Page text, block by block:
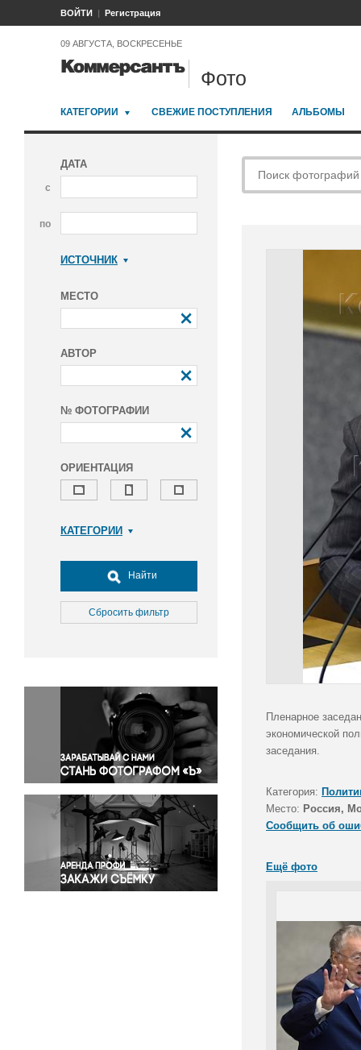
ВОЙТИ Регистрация
09 АВГУСТА, ВОСКРЕСЕНЬЕ
Фото
КАТЕГОРИИ СВЕЖИЕ ПОСТУПЛЕНИЯ АЛЬБОМЫ
ДАТА
с
по
ИСТОЧНИК
МЕСТО
АВТОР
№ ФОТОГРАФИИ
ОРИЕНТАЦИЯ
КАТЕГОРИИ
Досуг, туризм и отдых
Культура
Медицина
Окружающая среда
Политика
Правосудие
Происшествия и конфликты
Религия
Светская жизнь
Спорт
Экология
Экономика и бизнес
Найти
Сбросить фильтр
Пленарное
экономической
заседания.
Категория:
Место: Россия,
Сообщить об
Ещё фото